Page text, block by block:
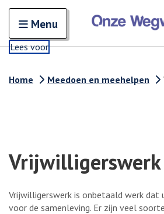
Open en sluit het
Menu
Lees voor
Home Meedoen en meehelpen
Vrijwilligerswerk
Vrijwilligerswerk is onbetaald werk dat
voor de samenleving. Er zijn veel